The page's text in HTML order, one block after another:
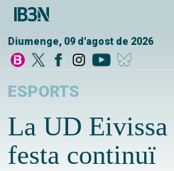
Diumenge, 09 d'agost de 2026
ESPORTS
La UD
festa continuï